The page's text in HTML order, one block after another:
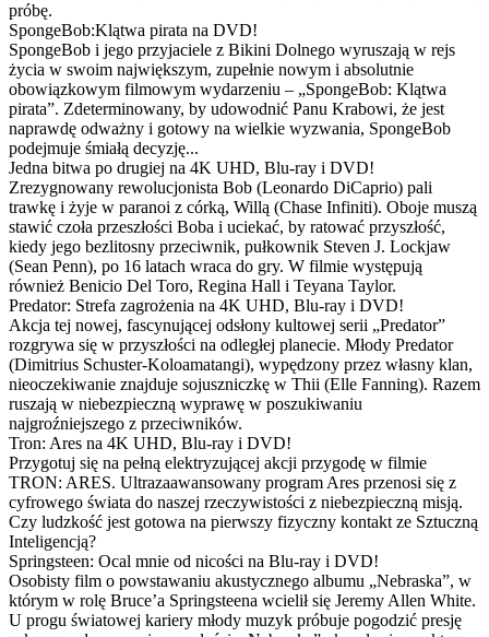
próbę.
SpongeBob:Klątwa pirata na DVD!
SpongeBob i jego przyjaciele z Bikini Dolnego wyruszają w rejs
życia w swoim największym, zupełnie nowym i absolutnie
obowiązkowym filmowym wydarzeniu – „SpongeBob: Klątwa
pirata”. Zdeterminowany, by udowodnić Panu Krabowi, że jest
naprawdę odważny i gotowy na wielkie wyzwania, SpongeBob
podejmuje śmiałą decyzję...
Jedna bitwa po drugiej na 4K UHD, Blu-ray i DVD!
Zrezygnowany rewolucjonista Bob (Leonardo DiCaprio) pali
trawkę i żyje w paranoi z córką, Willą (Chase Infiniti). Oboje muszą
stawić czoła przeszłości Boba i uciekać, by ratować przyszłość,
kiedy jego bezlitosny przeciwnik, pułkownik Steven J. Lockjaw
(Sean Penn), po 16 latach wraca do gry. W filmie występują
również Benicio Del Toro, Regina Hall i Teyana Taylor.
Predator: Strefa zagrożenia na 4K UHD, Blu-ray i DVD!
Akcja tej nowej, fascynującej odsłony kultowej serii „Predator”
rozgrywa się w przyszłości na odległej planecie. Młody Predator
(Dimitrius Schuster-Koloamatangi), wypędzony przez własny klan,
nieoczekiwanie znajduje sojuszniczkę w Thii (Elle Fanning). Razem
ruszają w niebezpieczną wyprawę w poszukiwaniu
najgroźniejszego z przeciwników.
Tron: Ares na 4K UHD, Blu-ray i DVD!
Przygotuj się na pełną elektryzującej akcji przygodę w filmie
TRON: ARES. Ultrazaawansowany program Ares przenosi się z
cyfrowego świata do naszej rzeczywistości z niebezpieczną misją.
Czy ludzkość jest gotowa na pierwszy fizyczny kontakt ze Sztuczną
Inteligencją?
Springsteen: Ocal mnie od nicości na Blu-ray i DVD!
Osobisty film o powstawaniu akustycznego albumu „Nebraska”, w
którym w rolę Bruce’a Springsteena wcielił się Jeremy Allen White.
U progu światowej kariery młody muzyk próbuje pogodzić presję